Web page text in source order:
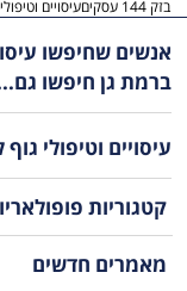
בזק 144 עסקים עיסויים
אנשים שחיפשו
ברמת גן חיפשו
עיסויים וטיפולי גוף
קטגוריות
מאמרים חדשים